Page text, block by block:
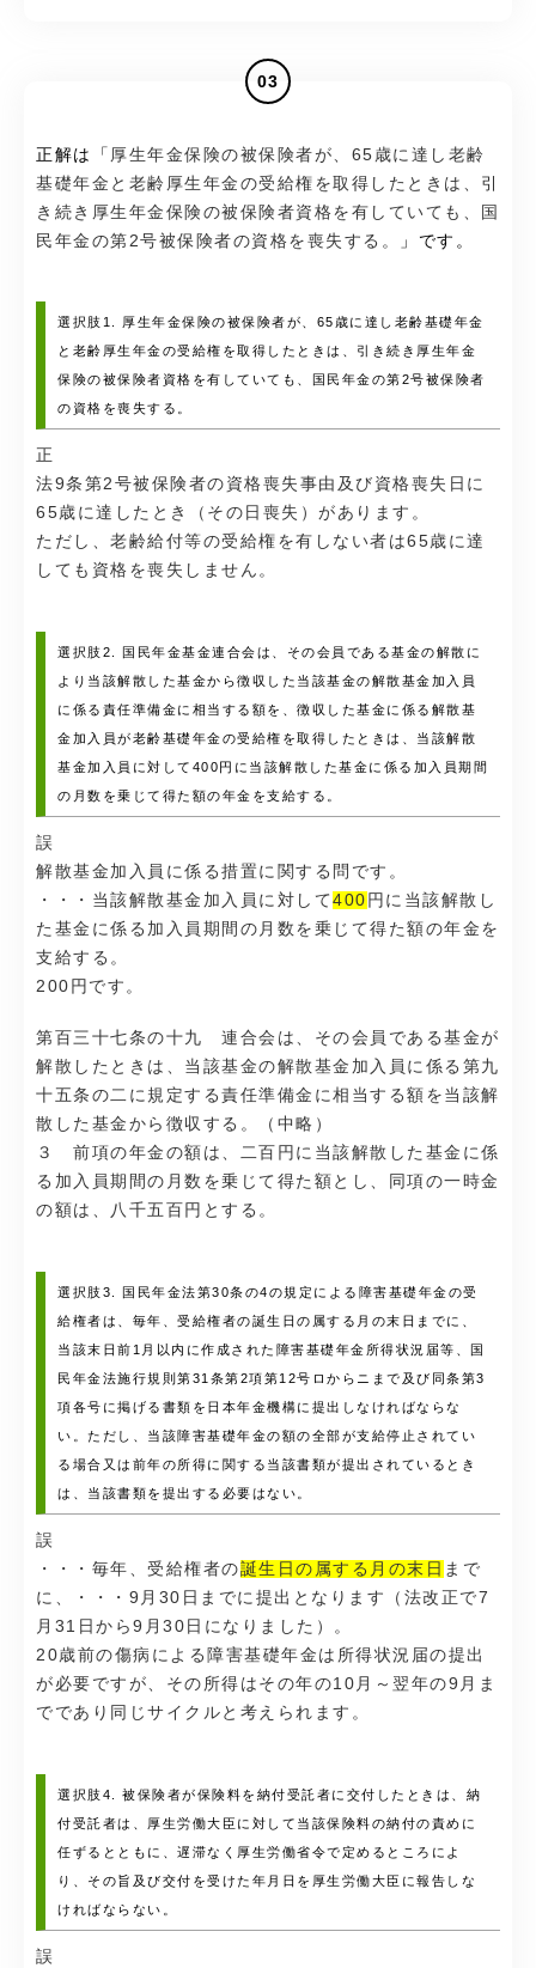
03
正解は「 厚生年金保険の被保険者が、65歳に達し老齢
基礎年金と老齢厚生年金の受給権を取得したときは、引
き続き厚生年金保険の被保険者資格を有していても、国
民年金の第2号被保険者の資格を喪失する。
」です。
選択肢1. 厚生年金保険の被保険者が、65歳に達し老齢基礎年金
と老齢厚生年金の受給権を取得したときは、引き続き厚生年金
保険の被保険者資格を有していても、国民年金の第2号被保険者
の資格を喪失する。
正
法9条第2号被保険者の資格喪失事由及び資格喪失日に
65歳に達したとき（その日喪失）があります。
ただし、老齢給付等の受給権を有しない者は65歳に達
しても資格を喪失しません。
選択肢2. 国民年金基金連合会は、その会員である基金の解散に
より当該解散した基金から徴収した当該基金の解散基金加入員
に係る責任準備金に相当する額を、徴収した基金に係る解散基
金加入員が老齢基礎年金の受給権を取得したときは、当該解散
基金加入員に対して400円に当該解散した基金に係る加入員期間
の月数を乗じて得た額の年金を支給する。
誤
解散基金加入員に係る措置に関する問です。
・・・当該解散基金加入員に対して400 円に当該解散し
た基金に係る加入員期間の月数を乗じて得た額の年金を
支給する。
200円です。
第百三十七条の十九 連合会は、その会員である基金が
解散したときは、当該基金の解散基金加入員に係る第九
十五条の二に規定する責任準備金に相当する額を当該解
散した基金から徴収する。（中略）
３ 前項の年金の額は、二百円に当該解散した基金に係
る加入員期間の月数を乗じて得た額とし、同項の一時金
の額は、八千五百円とする。
選択肢3. 国民年金法第30条の4の規定による障害基礎年金の受
給権者は、毎年、受給権者の誕生日の属する月の末日までに、
当該末日前1月以内に作成された障害基礎年金所得状況届等、国
民年金法施行規則第31条第2項第12号ロからニまで及び同条第3
項各号に掲げる書類を日本年金機構に提出しなければならな
い。ただし、当該障害基礎年金の額の全部が支給停止されてい
る場合又は前年の所得に関する当該書類が提出されているとき
は、当該書類を提出する必要はない。
誤
・・・毎年、受給権者の誕生日の属する月の末日 まで
に、・・・9月30日までに提出となります（法改正で7
月31日から9月30日になりました）。
20歳前の傷病による障害基礎年金は所得状況届の提出
が必要ですが、その所得はその年の10月～翌年の9月ま
でであり同じサイクルと考えられます。
選択肢4. 被保険者が保険料を納付受託者に交付したときは、納
付受託者は、厚生労働大臣に対して当該保険料の納付の責めに
任ずるとともに、遅滞なく厚生労働省令で定めるところによ
り、その旨及び交付を受けた年月日を厚生労働大臣に報告しな
ければならない。
誤